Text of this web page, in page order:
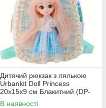
Дитячий рюкзак з лялькою
Urbankit Doll Princess
20x15x9 см Блакитний (DP-
020-BL)
В наявності